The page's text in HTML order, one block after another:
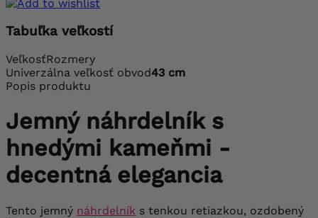
Tabuľka veľkostí
VeľkosťRozmery
Univerzálna veľkosť obvod43 cm
Popis produktu
Jemný náhrdelník s
hnedými kameňmi -
decentná elegancia
Tento jemný náhrdelník s tenkou retiazkou, ozdobený